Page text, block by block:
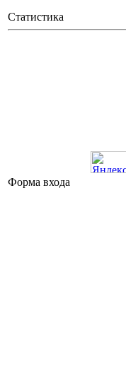
Статистика
Форма входа